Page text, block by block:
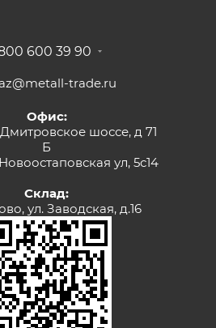
600 39 90
trade.ru
Офис:
шоссе, д 71
Б
ул, 5с14
Склад:
ул. Заводская, д.16